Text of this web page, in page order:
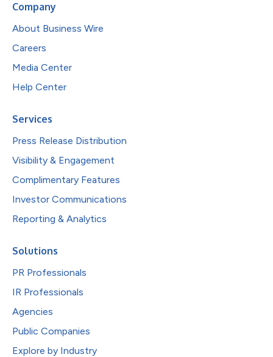
Company
About Business Wire
Careers
Media Center
Help Center
Services
Press Release Distribution
Visibility & Engagement
Complimentary Features
Investor Communications
Reporting & Analytics
Solutions
PR Professionals
IR Professionals
Agencies
Public Companies
Explore by Industry